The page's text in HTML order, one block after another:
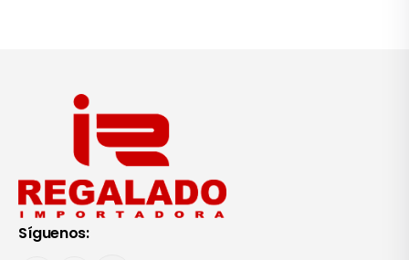
Síguenos: